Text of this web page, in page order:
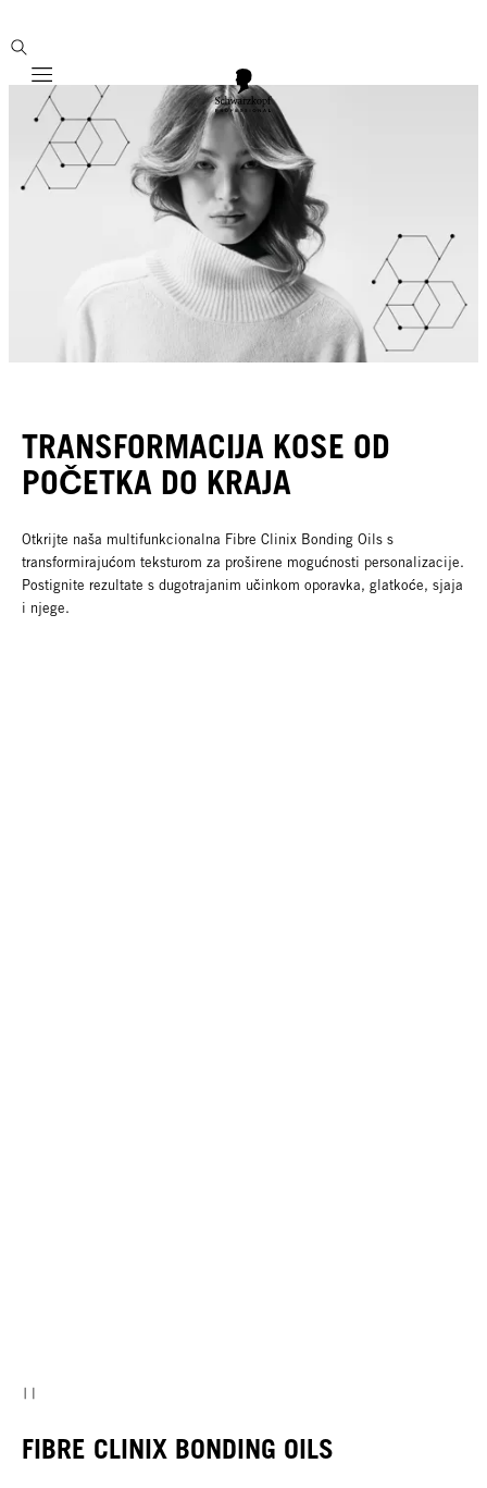
Mobile navigation
TRANSFORMACIJA KOSE OD
POČETKA DO KRAJA
Otkrijte naša multifunkcionalna Fibre Clinix Bonding Oils s
transformirajućom teksturom za proširene mogućnosti personalizacije.
Postignite rezultate s dugotrajanim učinkom oporavka, glatkoće, sjaja
i njege.
FIBRE CLINIX BONDING OILS